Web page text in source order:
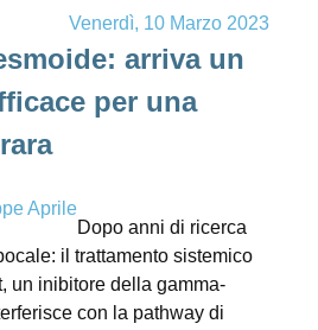
Venerdì, 10 Marzo 2023
arriva un
per una
Aprile
Dopo anni di ricerca
il trattamento sistemico
un inibitore della gamma-
con la pathway di